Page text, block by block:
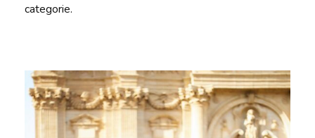
categorie.